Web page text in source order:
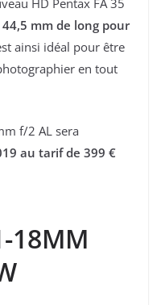
HD Pentax FA 35
mm de long pour
ainsi idéal pour être
en tout
f/2 AL sera
au tarif de 399 €
18MM